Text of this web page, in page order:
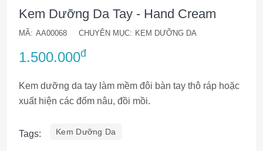
Kem Dưỡng Da Tay - Hand Cream
MÃ: AA00068 CHUYÊN MỤC: KEM DƯỠNG DA
1.500.000đ
Kem dưỡng da tay làm mềm đôi bàn tay thô ráp hoặc
xuất hiện các đốm nâu, đồi mồi.
Tags: Kem Dưỡng Da